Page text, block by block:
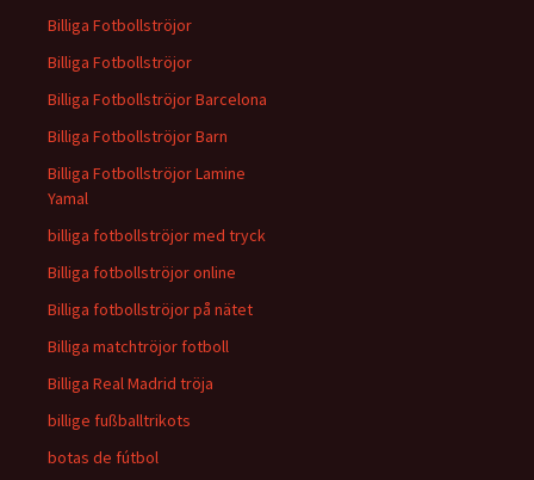
Billiga Fotbollströjor
Billiga Fotbollströjor
Billiga Fotbollströjor Barcelona
Billiga Fotbollströjor Barn
Billiga Fotbollströjor Lamine
Yamal
billiga fotbollströjor med tryck
Billiga fotbollströjor online
Billiga fotbollströjor på nätet
Billiga matchtröjor fotboll
Billiga Real Madrid tröja
billige fußballtrikots
botas de fútbol